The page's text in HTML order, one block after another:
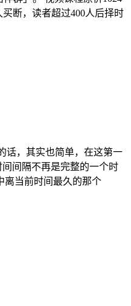
断，读者超过400人后择时
话，其实也简单，在这第一
间隔不再是完整的一个时
离当前时间最久的那个